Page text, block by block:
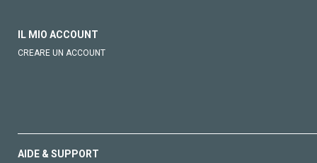
IL MIO ACCOUNT
CREARE UN ACCOUNT
AIDE & SUPPORT